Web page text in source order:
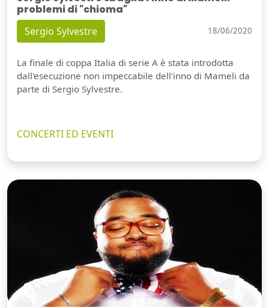
problemi di "chioma"
Sergio Sylvestre 18/06/2020
La finale di coppa Italia di serie A è stata introdotta
dall'esecuzione non impeccabile dell'inno di Mameli da
parte di Sergio Sylvestre.
CONCERTI ED EVENTI